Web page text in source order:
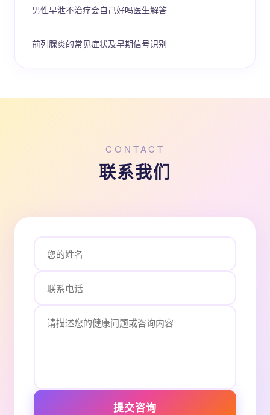
男性早泄不治疗会自己好吗医生解答
前列腺炎的常见症状及早期信号识别
CONTACT
联系我们
提交咨询